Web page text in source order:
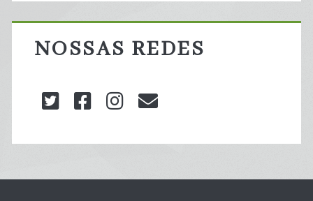
NOSSAS REDES
twitterfacebookinstagram